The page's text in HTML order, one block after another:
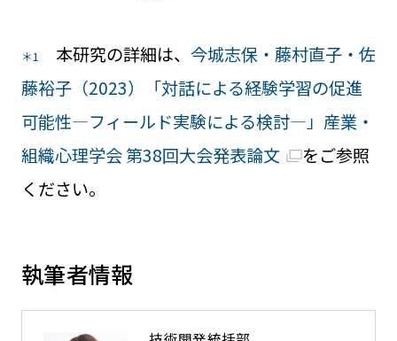
＊1 本研究の詳細は、 今城志保・藤村直子・佐
藤裕子（2023）「対話による経験学習の促進
可能性―フィールド実験による検討―」産業・
組織心理学会 第38回大会発表論文
をご参照
ください。
執筆者情報